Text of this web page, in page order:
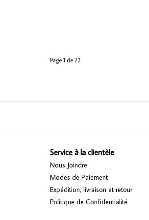
Page 1 de 27
Service à la clientèle
Nous Joindre
Modes de Paiement
Expédition, livraison et retour
Politique de Confidentialité